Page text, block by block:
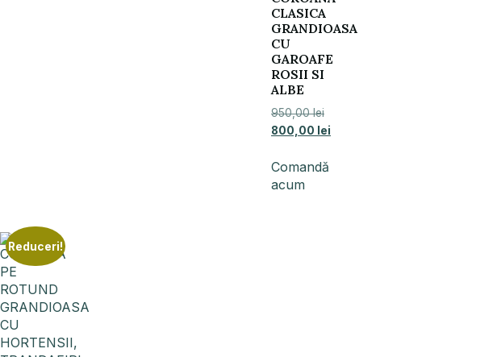
CLASICA
GRANDIOASA
CU
GAROAFE
ROSII SI
ALBE
950,00lei
800,00 lei
Comandă
acum
Reduceri!